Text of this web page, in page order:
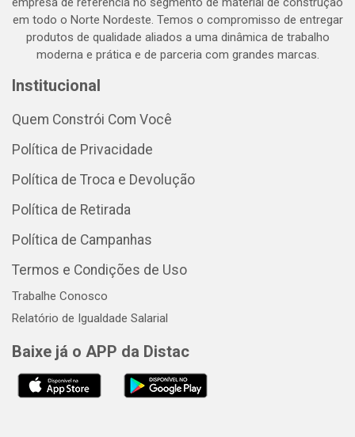
em todo o Norte Nordeste. Temos o compromisso de entregar
produtos de qualidade aliados a uma dinâmica de trabalho
moderna e prática e de parceria com grandes marcas.
Institucional
Quem Constrói Com Você
Política de Privacidade
Política de Troca e Devolução
Política de Retirada
Política de Campanhas
Termos e Condições de Uso
Trabalhe Conosco
Relatório de Igualdade Salarial
Baixe já o APP da Distac